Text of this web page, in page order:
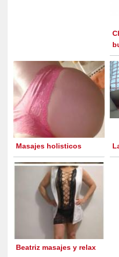
Masajes holisticos
Beatriz masajes y relax